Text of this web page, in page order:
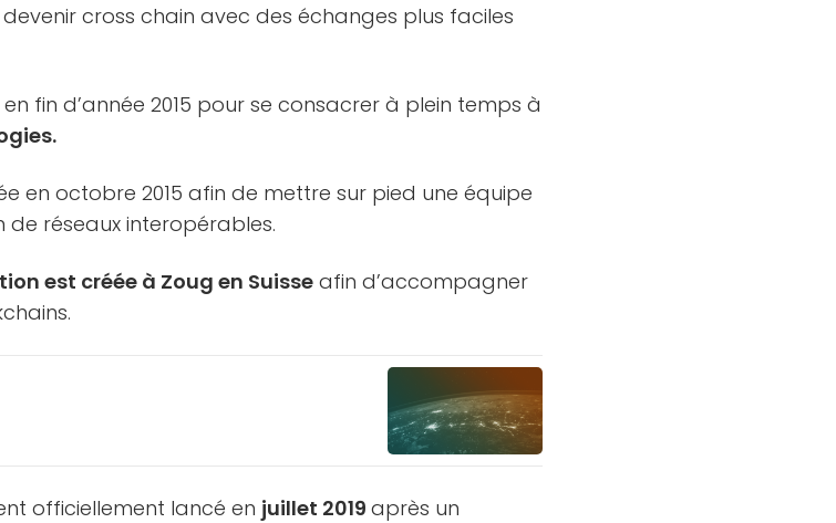
cross chain avec des échanges plus faciles
en fin d’année 2015 pour se consacrer à plein temps à
en octobre 2015 afin de mettre sur pied une équipe
réseaux interopérables.
est créée à Zoug en Suisseafin d’accompagner
officiellement lancé en juillet 2019après un